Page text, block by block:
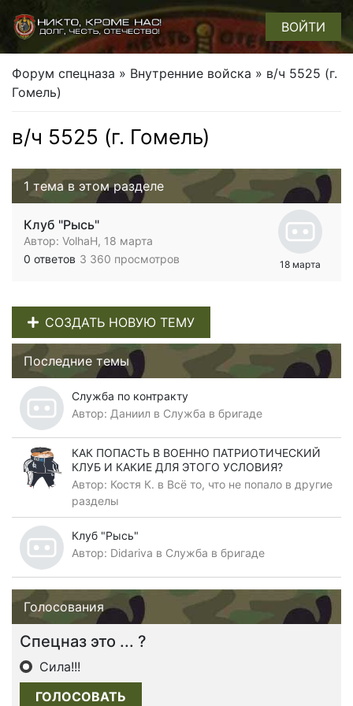
ВОЙТИ
Форум спецназа » Внутренние войска » в/ч 5525 (г.
Гомель)
в/ч 5525 (г. Гомель)
1 тема в этом разделе
Клуб "Рысь"
Автор: VolhaH, 18 марта
0 ответов 3 360 просмотров 18 марта
СОЗДАТЬ НОВУЮ ТЕМУ
Последние темы
Служба по контракту
Автор: Даниил в Служба в бригаде
КАК ПОПАСТЬ В ВОЕННО ПАТРИОТИЧЕСКИЙ
КЛУБ И КАКИЕ ДЛЯ ЭТОГО УСЛОВИЯ?
Автор: Костя К. в Всё то, что не попало в другие
разделы
Клуб "Рысь"
Автор: Didariva в Служба в бригаде
Голосования
Спецназ это ... ?
Сила!!!
ГОЛОСОВАТЬ